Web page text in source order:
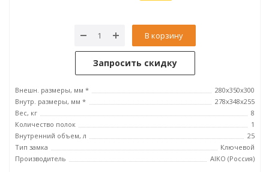
В корзину
Запросить скидку
Внешн. размеры, мм *
280x350x300
Внутр. размеры, мм *
278x348x255
Вес, кг
8
Количество полок
1
Внутренний объем, л
25
Тип замка
Ключевой
Производитель
AIKO (Россия)